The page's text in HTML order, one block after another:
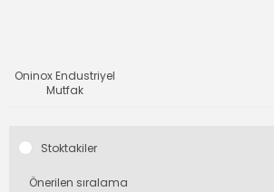
Oninox Endustriyel
Mutfak
Stoktakiler